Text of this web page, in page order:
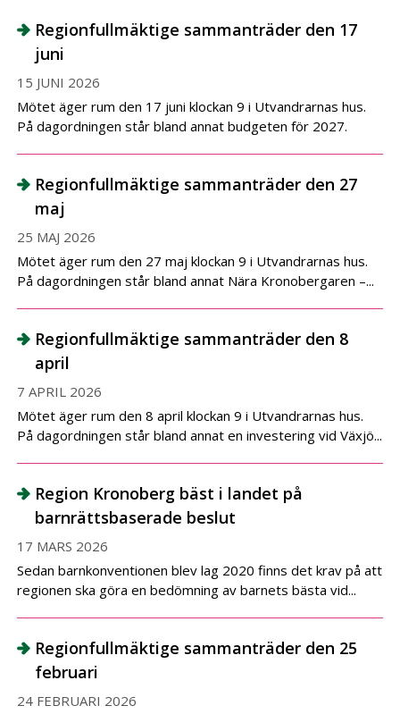
Regionfullmäktige sammanträder den 17
juni
15 JUNI 2026
Mötet äger rum den 17 juni klockan 9 i Utvandrarnas hus.
På dagordningen står bland annat budgeten för 2027.
Regionfullmäktige sammanträder den 27
maj
25 MAJ 2026
Mötet äger rum den 27 maj klockan 9 i Utvandrarnas hus.
På dagordningen står bland annat Nära Kronobergaren –...
Regionfullmäktige sammanträder den 8
april
7 APRIL 2026
Mötet äger rum den 8 april klockan 9 i Utvandrarnas hus.
På dagordningen står bland annat en investering vid Växjö...
Region Kronoberg bäst i landet på
barnrättsbaserade beslut
17 MARS 2026
Sedan barnkonventionen blev lag 2020 finns det krav på att
regionen ska göra en bedömning av barnets bästa vid...
Regionfullmäktige sammanträder den 25
februari
24 FEBRUARI 2026